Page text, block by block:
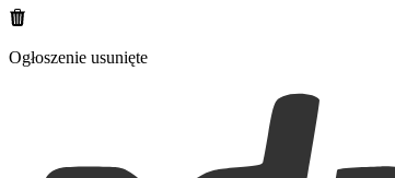
Ogłoszenie usunięte